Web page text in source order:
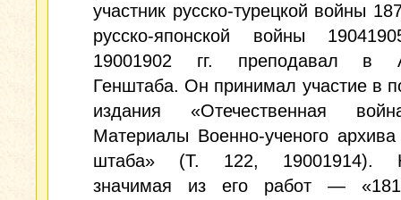
участник русско-турецкой войны
русско-японской войны
19001902 гг. преподавал в
Генштаба. Он принимал участие в
издания «Отечественная
Материалы Военно-ученого архива
штаба» (Т. 122, 19001914).
значимая из его работ —